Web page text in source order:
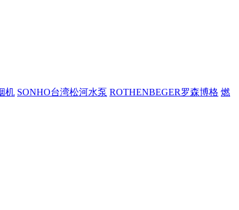
机 SONHO台湾松河水泵 ROTHENBEGER罗森博格 燃